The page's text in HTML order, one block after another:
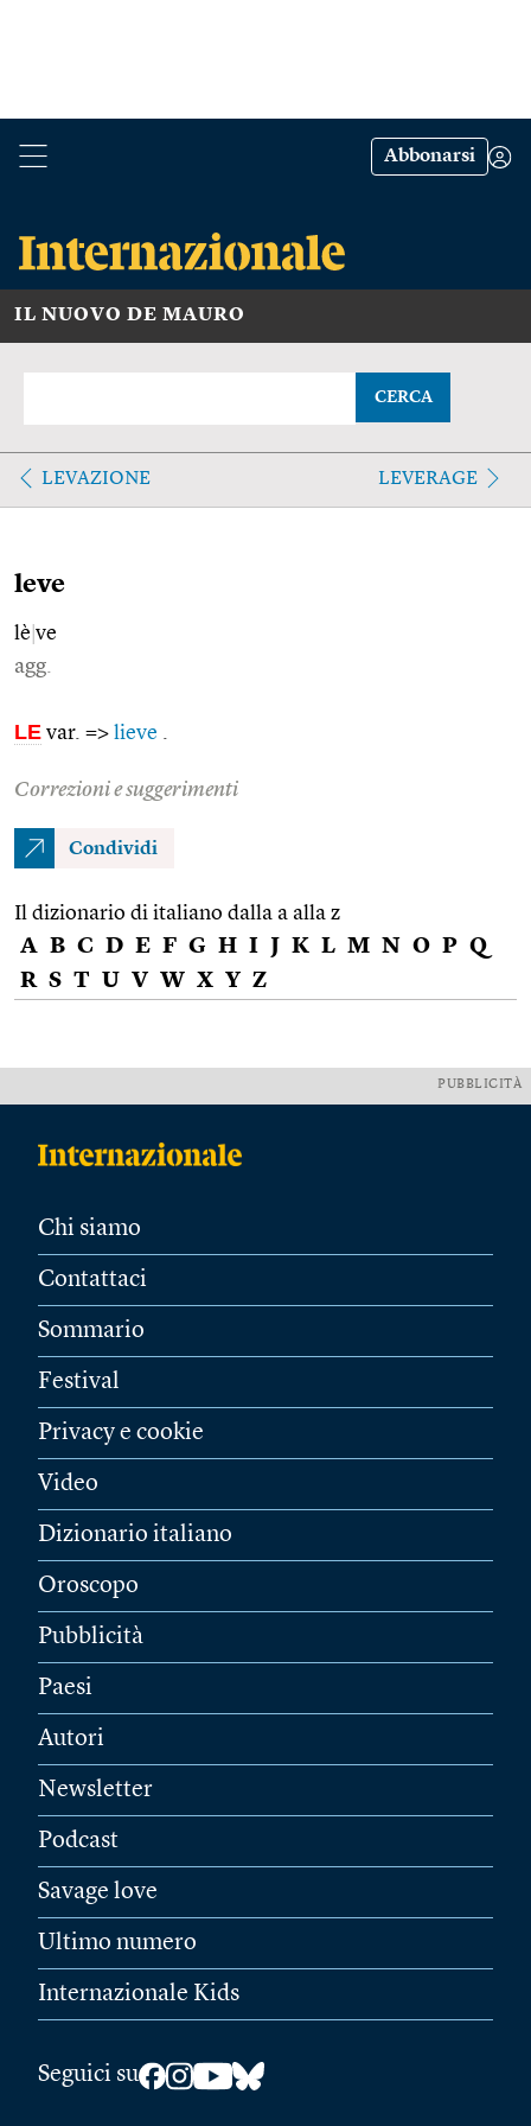
Abbonarsi
IL NUOVO DE MAURO
CERCA
LEVAZIONE LEVERAGE
leve
lè ve
agg.
LE var. => lieve
Correzioni e suggerimenti
Condividi
Il dizionario di italiano dalla a alla z
A B C D E F G H I J K L M N O P Q
R S T U V W X Y Z
PUBBLICITÀ
Chi siamo
Contattaci
Sommario
Festival
Privacy e cookie
Video
Dizionario italiano
Oroscopo
Pubblicità
Paesi
Autori
Newsletter
Podcast
Savage love
Ultimo numero
Internazionale Kids
Seguici su